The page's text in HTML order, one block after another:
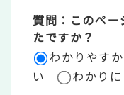
リ
ア
質問：このペー
たですか？
わかりやす
い
わかり